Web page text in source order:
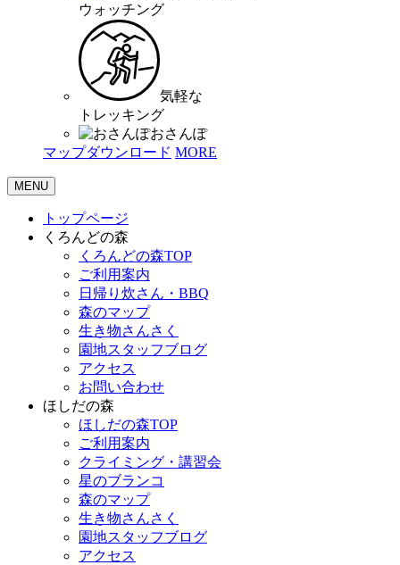
ウォッチング
気軽な
トレッキング
おさんぽ
マップダウンロード MORE
MENU
トップページ
くろんどの森
くろんどの森TOP
ご利用案内
日帰り炊さん・BBQ
森のマップ
生き物さんさく
園地スタッフブログ
アクセス
お問い合わせ
ほしだの森
ほしだの森TOP
ご利用案内
クライミング・講習会
星のブランコ
森のマップ
生き物さんさく
園地スタッフブログ
アクセス